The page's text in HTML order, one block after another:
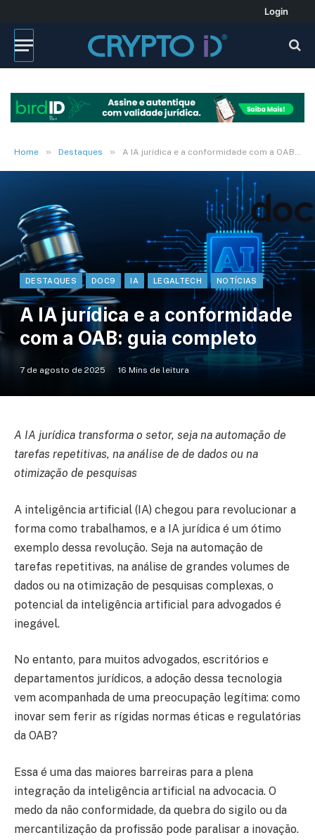
Login
Home » Destaques » A IA jurídica e a conformidade com a OAB: guia completo
DESTAQUES DOC9 IA LEGALTECH NOTÍCIAS
A IA jurídica e a conformidade
com a OAB: guia completo
7 de agosto de 2025 16 Mins de leitura
A IA jurídica transforma o setor, seja na automação de
tarefas repetitivas, na análise de de dados ou na
otimização de pesquisas
A inteligência artificial (IA) chegou para revolucionar a
forma como trabalhamos, e a IA jurídica é um ótimo
exemplo dessa revolução. Seja na automação de
tarefas repetitivas, na análise de grandes volumes de
dados ou na otimização de pesquisas complexas, o
potencial da inteligência artificial para advogados é
inegável.
No entanto, para muitos advogados, escritórios e
departamentos jurídicos, a adoção dessa tecnologia
vem acompanhada de uma preocupação legítima: como
inovar sem ferir as rígidas normas éticas e regulatórias
da OAB?
Essa é uma das maiores barreiras para a plena
integração da inteligência artificial na advocacia. O
medo da não conformidade, da quebra do sigilo ou da
mercantilização da profissão pode paralisar a inovação.